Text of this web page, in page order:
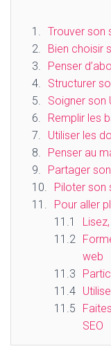
Trouver son
Bien choisir
Penser
Structurer
Soigner son
Remplir les
Utiliser les
Penser au
Partager
Piloter son
Pour aller
web
SEO